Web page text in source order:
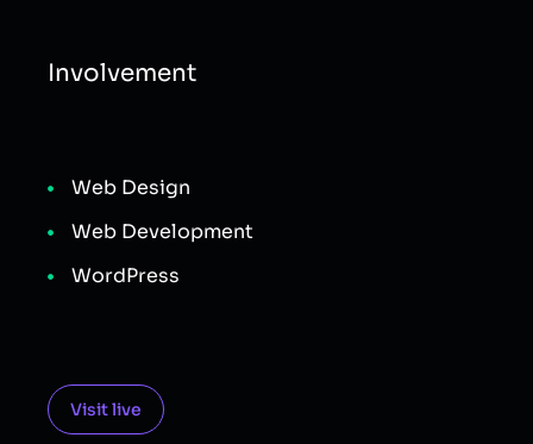
Involvement
Web Design
Web Development
WordPress
Visit live